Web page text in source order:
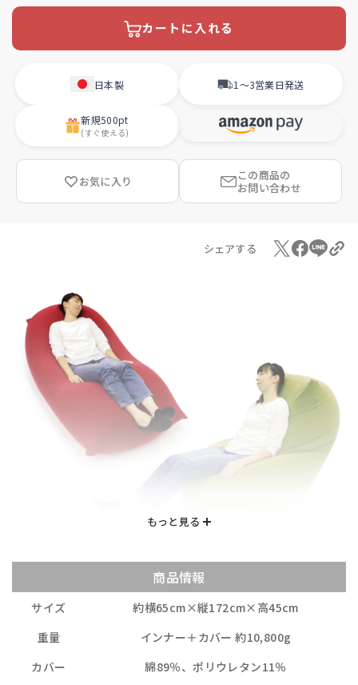
カートに入れる
日本製 1〜3営業日発送
新規500pt
(すぐ使える)
お気に入り
この商品の
お問い合わせ
シェアする
商品情報
サイズ
約横65cm×縦172cm×高45cm
重量
インナー＋カバー 約10,800g
カバー
綿89％、ポリウレタン11％